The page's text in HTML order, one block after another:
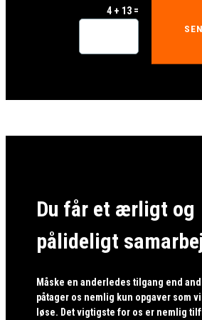
4 + 13=
Du får et ærligt og
pålideligt
Måske en anderledes tilgang end
påtager os nemlig kun opgaver som
løse. Det vigtigste for os er nemlig